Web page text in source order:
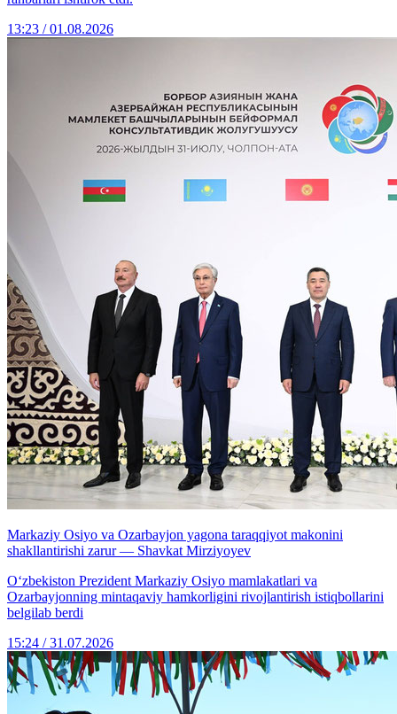
13:23 / 01.08.2026
Markaziy Osiyo va Ozarbayjon yagona taraqqiyot makonini
shakllantirishi zarur — Shavkat Mirziyoyev
Oʻzbekiston Prezident Markaziy Osiyo mamlakatlari va
Ozarbayjonning mintaqaviy hamkorligini rivojlantirish istiqbollarini
belgilab berdi
15:24 / 31.07.2026